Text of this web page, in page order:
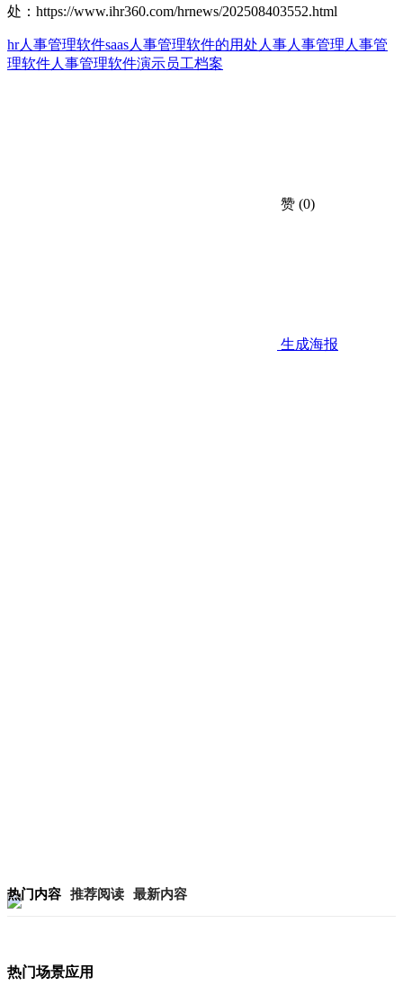
处： https://www.ihr360.com/hrnews/202508403552.html
hr人事管理软件saas人事管理软件的用处 人事人事管理 人事管
理软件人事管理软件演示员工档案
赞 (0)
生成海报
热门内容 推荐阅读 最新内容
热门场景应用